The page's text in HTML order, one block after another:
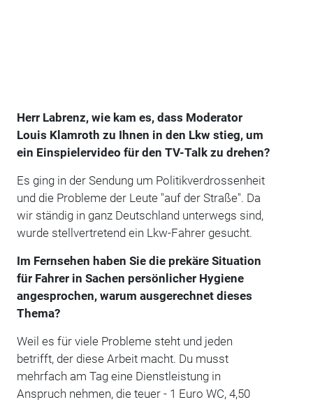
Herr Labrenz, wie kam es, dass Moderator
Louis Klamroth zu Ihnen in den Lkw stieg, um
ein Einspielervideo für den TV-Talk zu drehen?
Es ging in der Sendung um Politikver­drossenheit
und die Probleme der Leute "auf der Straße". Da
wir ständig in ganz Deutschland unterwegs sind,
wurde stellvertretend ein Lkw-Fahrer gesucht.
Im Fernsehen haben Sie die prekäre Situation
für Fahrer in Sachen persönlicher Hygiene
angesprochen, warum ausgerechnet dieses
Thema?
Weil es für viele Probleme steht und jeden
betrifft, der diese Arbeit macht. Du musst
mehrfach am Tag eine Dienstleistung in
Anspruch nehmen, die teuer - 1 Euro WC, 4,50